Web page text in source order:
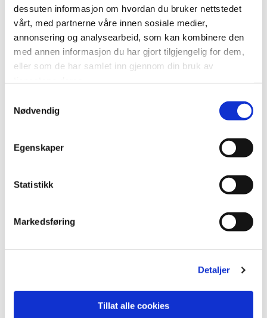
dessuten informasjon om hvordan du bruker nettstedet
vårt, med partnerne våre innen sosiale medier,
annonsering og analysearbeid, som kan kombinere den
med annen informasjon du har gjort tilgjengelig for dem,
eller som de har samlet inn gjennom din bruk av
Nødvendig
Egenskaper
Statistikk
Markedsføring
Detaljer
Tillat alle cookies
Fortann/hjørnetann
Premolar 4660,-
helkeram.
7050,-
Broledd 5175,-
underkjeveprotese
14500,-
Partiell protese m/støpt
15000,-